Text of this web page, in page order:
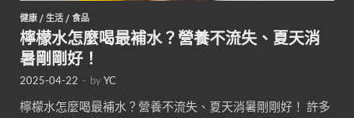
健康 / 生活 / 食品
檸檬水怎麼喝最補水？營養不流失、夏天消
暑剛剛好！
2025-04-22 - byYC
檸檬水怎麼喝最補水？營養不流失、夏天消暑剛剛好！ 許多